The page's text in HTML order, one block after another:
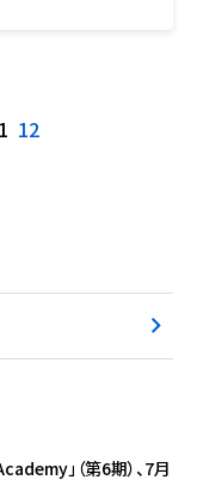
12
」（第6期）、7月